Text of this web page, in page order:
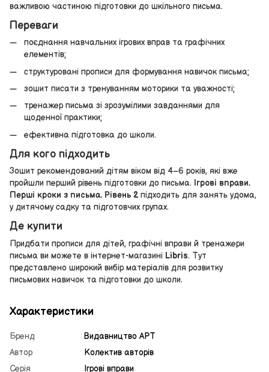
важливою частиною підготовки до шкільного письма.
Переваги
поєднання навчальних ігрових вправ та графічних
елементів;
структуровані прописи для формування навичок письма;
зошит писати з тренуванням моторики та уважності;
тренажер письма зі зрозумілими завданнями для
щоденної практики;
ефективна підготовка до школи.
Для кого підходить
Зошит рекомендований дітям віком від 4–6 років, які вже
пройшли перший рівень підготовки до письма. Ігрові вправи.
Перші кроки з письма. Рівень 2 підходить для занять удома,
у дитячому садку та підготовчих групах.
Де купити
Придбати прописи для дітей, графічні вправи й тренажери
письма ви можете в інтернет-магазині Libris. Тут
представлено широкий вибір матеріалів для розвитку
письмових навичок та підготовки до школи.
Характеристики
Бренд
Видавництво АРТ
Автор
Колектив авторів
Серія
Ігрові вправи